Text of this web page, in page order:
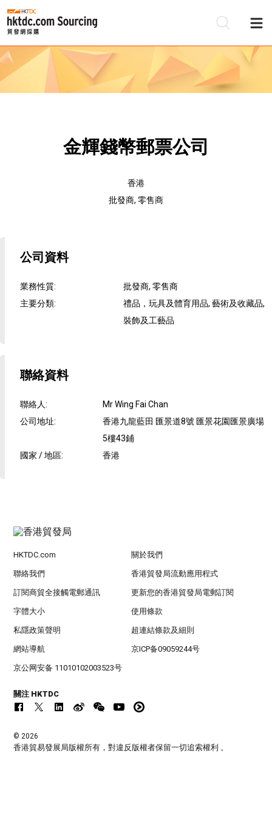
金輝錢幣郵票公司
香港
批發商, 零售商
公司資料
業務性質:
批發商, 零售商
主要分類:
禮品，玩具及體育用品, 藝術及收藏品,
裝飾及工藝品
聯絡資料
聯絡人:
Mr Wing Fai Chan
公司地址:
香港九龍藍田 匯景道8號 匯景花園匯景廣場
5樓43鋪
國家 / 地區: 香港
HKTDC.com 關於我們
聯絡我們 香港貿發局流動應用程式
訂閱商貿全接觸電郵通訊 更新您的香港貿發局電郵訂閱
字體大小 使用條款
私隱政策聲明 超連結條款及細則
網站導航 京ICP备09059244号
京公网安备 11010102003523号
關注 HKTDC
© 2026
香港貿易發展局版權所有，對違反版權者保留一切追索權利 。